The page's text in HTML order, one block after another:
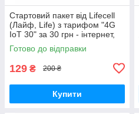
Стартовий пакет від Lifecell
(Лайф, Life) з тарифом "4G
IoT 30" за 30 грн - інтернет,
дзвінки, СМС
Готово до відправки
129 ₴ 200 ₴
Купити